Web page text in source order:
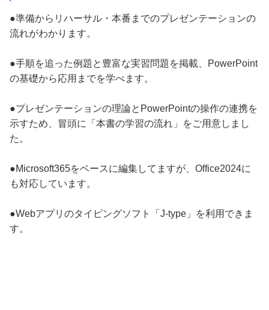
●準備からリハーサル・本番までのプレゼンテーションの
流れがわかります。
●手順を追った例題と豊富な実習問題を掲載、PowerPoint
の基礎から応用までを学べます。
●プレゼンテーションの理論とPowerPointの操作の連携を
示すため、冒頭に「本書の学習の流れ」をご用意しまし
た。
●Microsoft365をベースに編集してますが、Office2024に
も対応しています。
●Webアプリのタイピングソフト「J-type」を利用できま
す。